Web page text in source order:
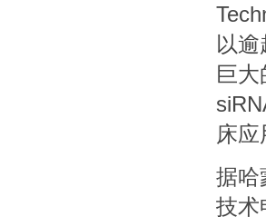
以
巨
床应
据哈
技术